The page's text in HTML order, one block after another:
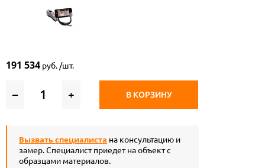
191 534 руб. /шт.
– + В КОРЗИНУ
Вызвать специалиста на консультацию и
замер. Специалист приедет на объект с
образцами материалов.